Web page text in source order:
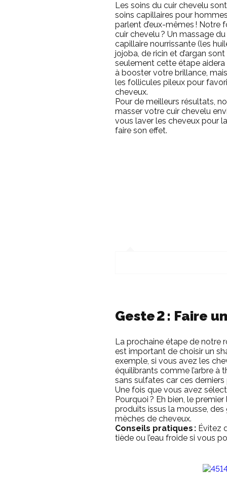
Les soins du cuir chevelu
soins capillaires pour
parlent d’eux-mêmes ! Notre
cuir chevelu ? Un massage
capillaire nourrissante (les
jojoba, de ricin et d’argan
seulement cette étape
à booster votre brillance,
les follicules pileux pour
cheveux.
Pour de meilleurs résultats,
masser votre cuir chevelu
vous laver les cheveux pour
faire son effet.
Geste 2 : Faire
La prochaine étape de notre
est important de choisir un
exemple, si vous avez les
équilibrants comme l’arbre à
sans sulfates car ces
Une fois que vous avez
Pourquoi ? Eh bien, le
produits issus la mousse,
mèches de cheveux.
Conseils pratiques : Évitez
tiède ou l’eau froide si vous